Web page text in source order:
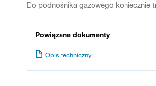
Do podnośnika gazowego koniecznie
Powiązane dokumenty
Opis techniczny